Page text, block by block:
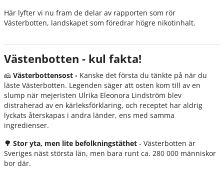
Här lyfter vi nu fram de delar av rapporten som rör
Västerbotten, landskapet som föredrar högre nikotinhalt.
Västenbotten - kul fakta!
🧀 Västerbottensost - Kanske det första du tänkte på när du
läste Västerbotten. Legenden säger att osten kom till av en
slump när mejeristen Ulrika Eleonora Lindström blev
distraherad av en kärleksförklaring, och receptet har aldrig
lyckats återskapas i andra länder, ens med samma
ingredienser.
🌳 Stor yta, men lite befolkningstäthet - Västerbotten är
Sveriges näst största län, men bara runt ca. 280 000 människor
bor där.